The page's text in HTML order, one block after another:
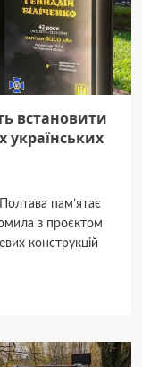
встановити
українських
пам’ятає
з проєктом
конструкцій